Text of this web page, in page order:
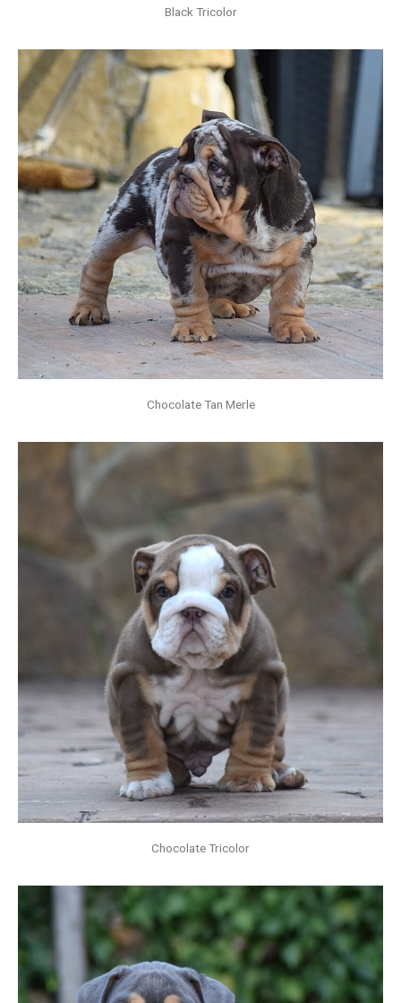
Black Tricolor
Chocolate Tan Merle
Chocolate Tricolor